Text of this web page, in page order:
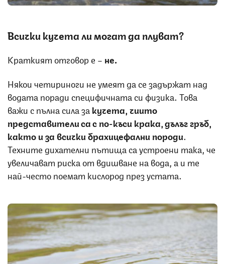
Всички кучета ли могат да плуват?
Краткият отговор е – не.
Някои четириноги не умеят да се задържат над
водата поради специфичната си физика. Това
важи с пълна сила за кучета, чиито
представители са с по-къси крака, дълъг гръб,
както и за всички брахицефални породи.
Техните дихателни пътища са устроени така, че
увеличават риска от вдишване на вода, а и те
най-често поемат кислород през устата.